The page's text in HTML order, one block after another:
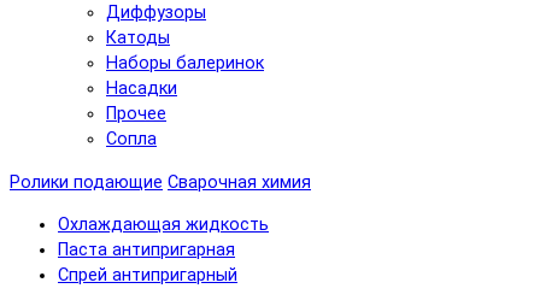
Диффузоры
Катоды
Наборы балеринок
Насадки
Прочее
Сопла
Ролики подающие Сварочная химия
Охлаждающая жидкость
Паста антипригарная
Спрей антипригарный